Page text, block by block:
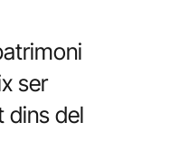
ser
dins del